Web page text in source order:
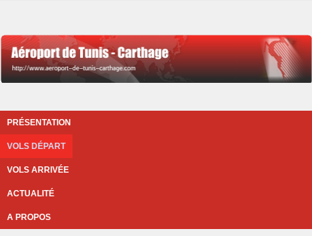
PRÉSENTATION
VOLS DÉPART
VOLS ARRIVÉE
ACTUALITÉ
A PROPOS